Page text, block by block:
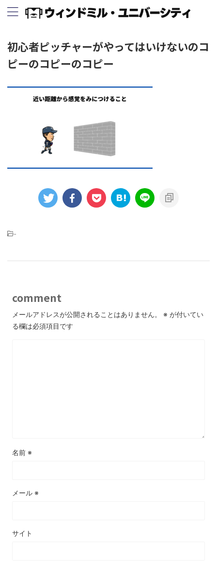
初心者ピッチャーがやってはいけないのコ
ピーのコピーのコピー
-
comment
メールアドレスが公開されることはありません。 ※ が付いてい
る欄は必須項目です
名前 ※
メール ※
サイト